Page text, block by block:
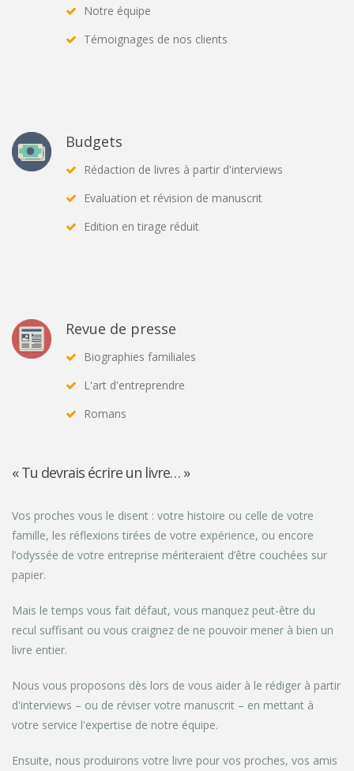
Notre équipe
Témoignages de nos clients
Budgets
Rédaction de livres à partir d'interviews
Evaluation et révision de manuscrit
Edition en tirage réduit
Revue de presse
Biographies familiales
L'art d'entreprendre
Romans
« Tu devrais écrire un livre… »
Vos proches vous le disent : votre histoire ou celle de votre
famille, les réflexions tirées de votre expérience, ou encore
l’odyssée de votre entreprise mériteraient d’être couchées sur
papier.
Mais le temps vous fait défaut, vous manquez peut-être du
recul suffisant ou vous craignez de ne pouvoir mener à bien un
livre entier.
Nous vous proposons dès lors de vous aider à le rédiger à partir
d'interviews – ou de réviser votre manuscrit – en mettant à
votre service l'expertise de notre équipe.
Ensuite, nous produirons votre livre pour vos proches, vos amis